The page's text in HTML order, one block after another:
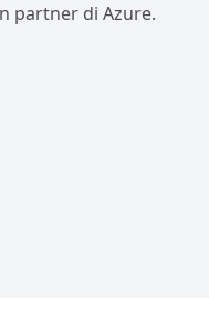
partner di Azure.